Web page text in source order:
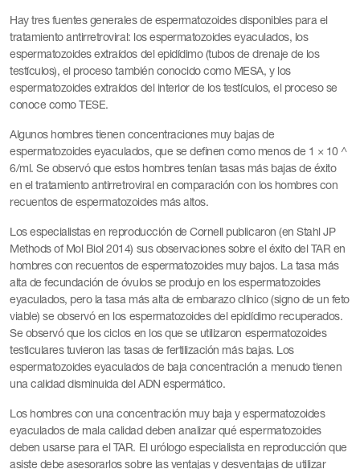
Hay tres fuentes generales de espermatozoides disponibles para el
tratamiento antirretroviral: los espermatozoides eyaculados, los
espermatozoides extraídos del epidídimo (tubos de drenaje de los
testículos), el proceso también conocido como MESA, y los
espermatozoides extraídos del interior de los testículos, el proceso se
conoce como TESE.
Algunos hombres tienen concentraciones muy bajas de
espermatozoides eyaculados, que se definen como menos de 1 × 10 ^
6/ml. Se observó que estos hombres tenían tasas más bajas de éxito
en el tratamiento antirretroviral en comparación con los hombres con
recuentos de espermatozoides más altos.
Los especialistas en reproducción de Cornell publicaron (en Stahl JP
Methods of Mol Biol 2014) sus observaciones sobre el éxito del TAR en
hombres con recuentos de espermatozoides muy bajos. La tasa más
alta de fecundación de óvulos se produjo en los espermatozoides
eyaculados, pero la tasa más alta de embarazo clínico (signo de un feto
viable) se observó en los espermatozoides del epidídimo recuperados.
Se observó que los ciclos en los que se utilizaron espermatozoides
testiculares tuvieron las tasas de fertilización más bajas. Los
espermatozoides eyaculados de baja concentración a menudo tienen
una calidad disminuida del ADN espermático.
Los hombres con una concentración muy baja y espermatozoides
eyaculados de mala calidad deben analizar qué espermatozoides
deben usarse para el TAR. El urólogo especialista en reproducción que
asiste debe asesorarlos sobre las ventajas y desventajas de utilizar